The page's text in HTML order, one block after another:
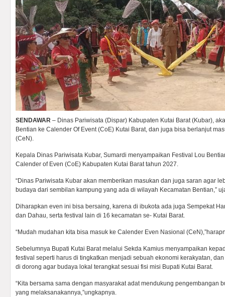
SENDAWAR – Dinas Pariwisata (Dispar) Kabupaten Kutai Barat (Kubar),
Bentian ke Calender Of Event (CoE) Kutai Barat, dan juga bisa berlanjut
(CeN).
Kepala Dinas Pariwisata Kubar, Sumardi menyampaikan Festival Lou
Calender of Even (CoE) Kabupaten Kutai Barat tahun 2027.
“Dinas Pariwisata Kubar akan memberikan masukan dan juga saran agar
budaya dari sembilan kampung yang ada di wilayah Kecamatan Bentian,”
Diharapkan even ini bisa bersaing, karena di ibukota ada juga Sempekat
dan Dahau, serta festival lain di 16 kecamatan se- Kutai Barat.
“Mudah mudahan kita bisa masuk ke Calender Even Nasional
Sebelumnya Bupati Kutai Barat melalui Sekda Kamius menyampaikan
festival seperti harus di tingkatkan menjadi sebuah ekonomi kerakyatan,
di dorong agar budaya lokal terangkat sesuai fisi misi Bupati Kutai Barat.
“Kita bersama sama dengan masyarakat adat mendukung pengembangan
yang melaksanakannya,”ungkapnya.